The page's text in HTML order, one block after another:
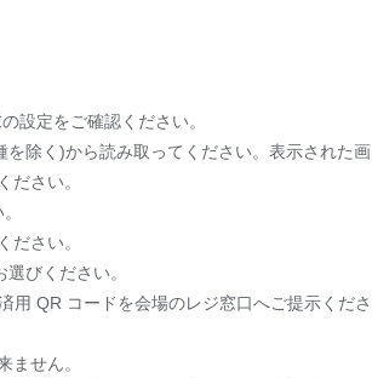
設定をご確認ください。
除く)から読み取ってください。表示された画
ださい。
さい。
びください。
QR コードを会場のレジ窓口へご提示くださ
せん。